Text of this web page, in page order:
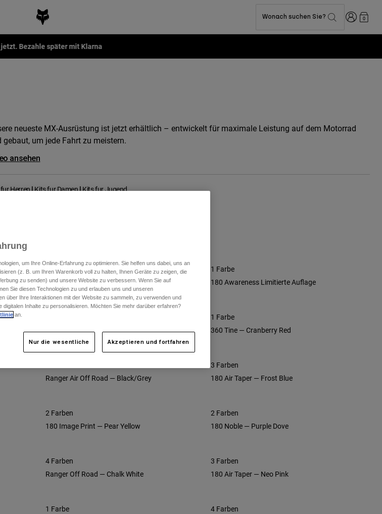
Wonach suchen Sie? Anmelden
0
Bezahle später mit Klarna
neueste MX-Ausrüstung ist jetzt erhältlich – entwickelt für maximale Leistung auf dem Motorrad
gebaut, um jede Fahrt zu meistern.
ansehen
Herren|Kits fur Damen|Kits fur Jugend
1 Farbe
DNGR Signature-Kollektion
1 Farbe
180 Awareness Limitierte Auflage
Ranger Off Road Wind
1 Farbe
360 Tine — Cranberry Red
Ranger Air Off Road — Black/Grey
3 Farben
180 Air Taper — Frost Blue
2 Farben
180 Image Print — Pear Yellow
2 Farben
180 Noble — Purple Dove
4 Farben
Ranger Off Road — Chalk White
3 Farben
180 Air Taper — Neo Pink
1 Farbe
4 Farben
um Ihre Online-Erfahrung zu optimieren. Sie helfen uns dabei, uns an
(z. B. um Ihren Warenkorb voll zu halten, Ihnen Geräte zu zeigen, die
zu senden) und unsere Website zu verbessern. Wenn Sie auf
Sie diesen Technologien zu und erlauben uns und unseren
über Ihre Interaktionen mit der Website zu sammeln, zu verwenden und
Inhalte zu personalisieren. Möchten Sie mehr darüber erfahren?
an.
Nur die wesentliche Akzeptieren und fortfahren